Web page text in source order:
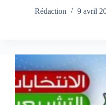
Rédaction
9 avril